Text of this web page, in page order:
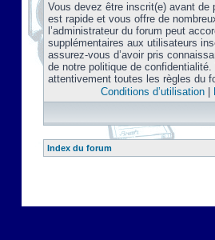
Vous devez être inscrit(e) avant de
est rapide et vous offre de
l’administrateur du forum peut
supplémentaires aux utilisateurs
assurez-vous d’avoir pris
de notre politique de
attentivement toutes les règles du
Conditions d’utilisation|
Index du forum